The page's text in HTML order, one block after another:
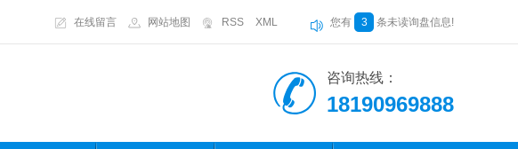
在线留言 网站地图 RSS XML 您有 3 条未读询盘信息!
咨询热线：
18190969888